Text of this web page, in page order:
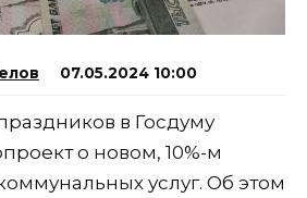
07.05.2024 10:00
в Госдуму
о новом, 10%-м
услуг. Об этом